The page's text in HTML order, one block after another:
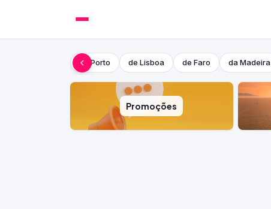
do Porto de Lisboa de Faro da Madeira
Promoções